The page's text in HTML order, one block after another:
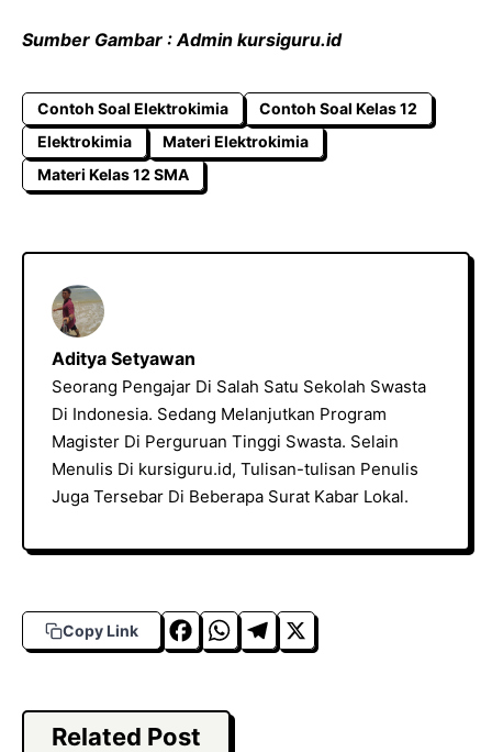
Sumber Gambar : Admin kursiguru.id
Contoh Soal Elektrokimia
Contoh Soal Kelas 12
Elektrokimia
Materi Elektrokimia
Materi Kelas 12 SMA
Aditya Setyawan
Seorang Pengajar Di Salah Satu Sekolah Swasta
Di Indonesia. Sedang Melanjutkan Program
Magister Di Perguruan Tinggi Swasta. Selain
Menulis Di kursiguru.id, Tulisan-tulisan Penulis
Juga Tersebar Di Beberapa Surat Kabar Lokal.
Copy Link
F
c
e
W
a
T X
Related Post